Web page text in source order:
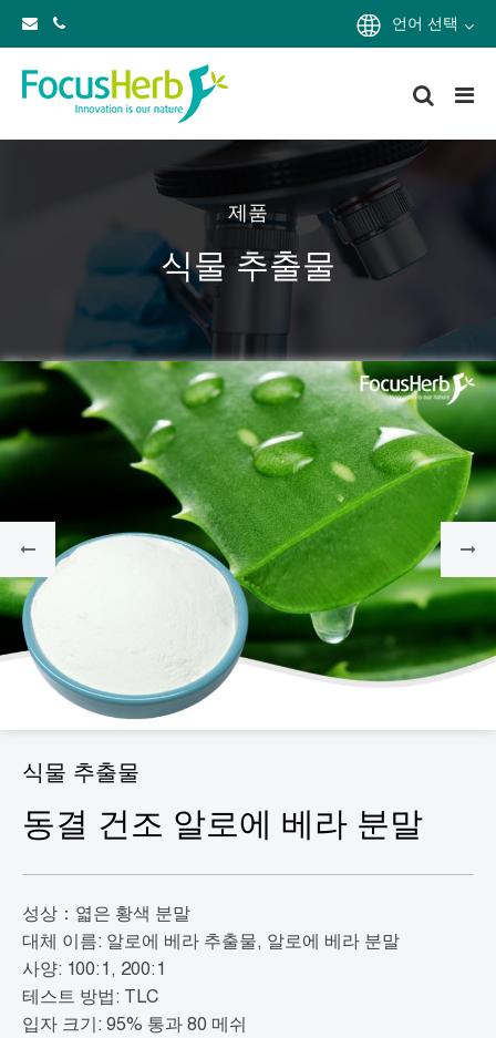
언어 선택
제품
식물 추출물
식물 추출물
동결 건조 알로에 베라 분말
성상：엷은 황색 분말
대체 이름: 알로에 베라 추출물, 알로에 베라 분말
사양: 100:1, 200:1
테스트 방법: TLC
입자 크기: 95% 통과 80 메쉬